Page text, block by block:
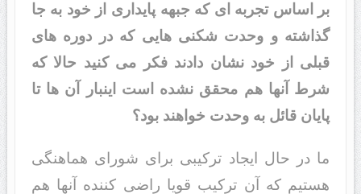
بر اساس تجربه ای که جبهه پایداری از خود به جا
گذاشته و وحدت شکنی هایی که در دوره های
قبلی از خود نشان دادند فکر می کنید حالا که
شرط آنها هم محقق نشده است اینبار آن ها تا
پایان قائل به وحدت خواهند بود؟
ما در حال ایجاد ترکیبی برای شورای هماهنگی
هستیم که آن ترکیب قویا راضی کننده آنها هم